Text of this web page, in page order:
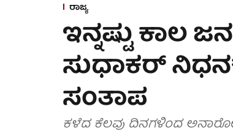
ರಾಜ್ಯ
ಇನ್ನಷ್ಟು ಕಾಲ
ಸುಧಾಕರ್
ಸಂತಾಪ
ಕಳೆದ ಕೆಲವು ದಿನಗಳಿಂದ